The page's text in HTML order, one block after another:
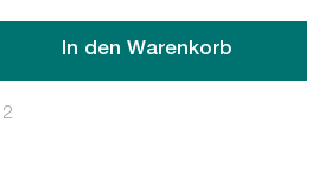
den gewünschten Wert ein oder
In den Warenkorb